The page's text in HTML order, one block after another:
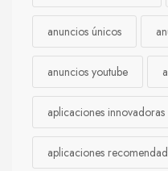
anuncios únicos
anuncios youtube
aplicaciones innovadoras
aplicaciones